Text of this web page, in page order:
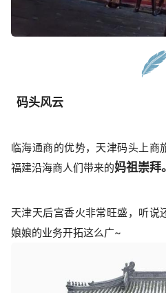
码头风云
临海通商的优势，天津码头上商
福建沿海商人们带来的妈祖崇拜。
天津天后宫香火非常旺盛，听说
娘娘的业务开拓这么广~